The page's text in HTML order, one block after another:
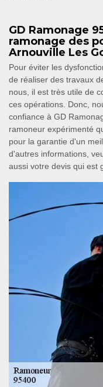
GD Ramonage
ramonage des
Arnouville Les
Pour éviter les
de réaliser des travaux
nous, il est très utile de
ces opérations. Donc,
confiance à GD
ramoneur expérimenté
pour la garantie d'un
d'autres informations,
aussi votre devis qui est